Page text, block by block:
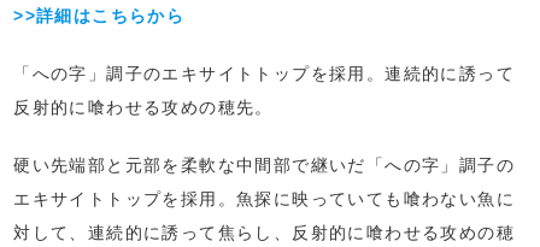
>>詳細はこちらから
「への字」調子のエキサイトトップを採用。連続的に誘って
反射的に喰わせる攻めの穂先。
硬い先端部と元部を柔軟な中間部で継いだ「への字」調子の
エキサイトトップを採用。魚探に映っていても喰わない魚に
対して、連続的に誘って焦らし、反射的に喰わせる攻めの穂